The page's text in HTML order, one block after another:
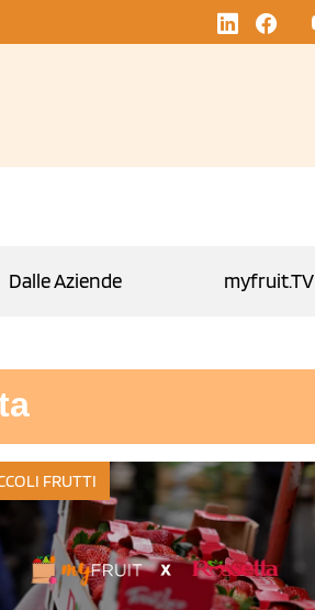
Dalle Aziende myfruit.TV
FRUTTI